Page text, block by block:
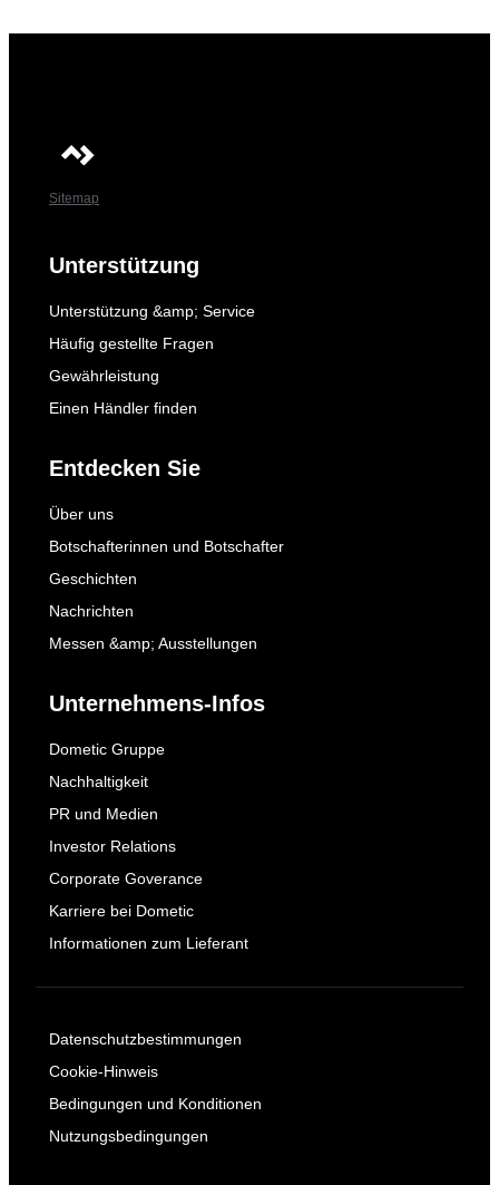
Sitemap
Unterstützung
Unterstützung &amp; Service
Häufig gestellte Fragen
Gewährleistung
Einen Händler finden
Entdecken Sie
Über uns
Botschafterinnen und Botschafter
Geschichten
Nachrichten
Messen &amp; Ausstellungen
Unternehmens-Infos
Dometic Gruppe
Nachhaltigkeit
PR und Medien
Investor Relations
Corporate Goverance
Karriere bei Dometic
Informationen zum Lieferant
Datenschutzbestimmungen
Cookie-Hinweis
Bedingungen und Konditionen
Nutzungsbedingungen